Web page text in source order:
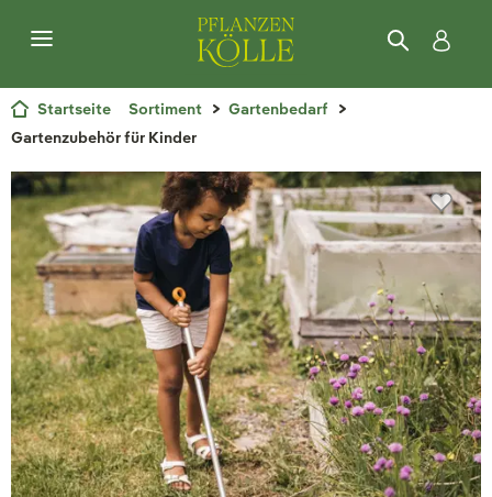
Startseite Sortiment
Gartenbedarf
Gartenzubehör für Kinder